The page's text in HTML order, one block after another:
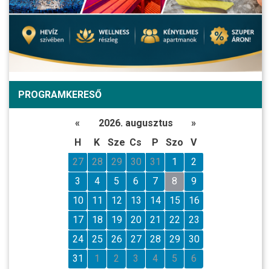
PROGRAMKERESŐ
« 2026. augusztus
»
H
K Sze Cs P Szo
V
27
28 29 30 31 1
2
3
4 5 6 7 8
9
10
11 12 13 14 15
16
17
18 19 20 21 22
23
24
25 26 27 28 29
30
31
1 2 3 4 5 6